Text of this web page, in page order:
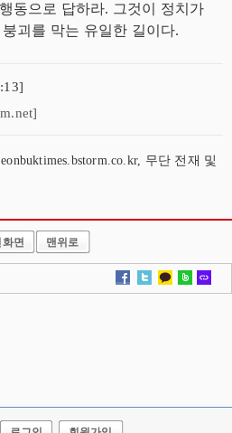
동으로 답하라. 그것이 정치가
괴를 막는 유일한 길이다.
무단 전재 및
화면 맨위로